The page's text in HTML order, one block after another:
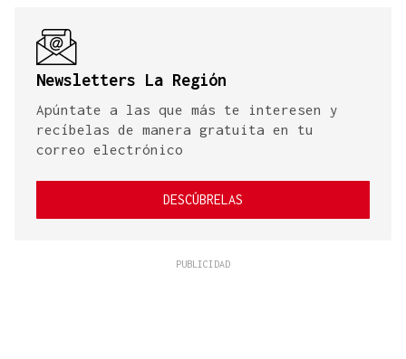
Newsletters La Región
Apúntate a las que más te interesen y
recíbelas de manera gratuita en tu
correo electrónico
DESCÚBRELAS